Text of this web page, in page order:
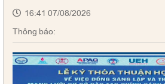
16:41 07/08/2026
Thông báo: